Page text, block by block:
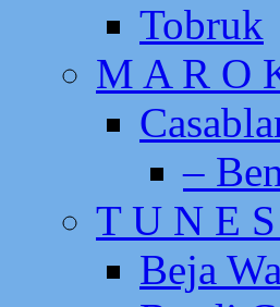
Tobruk
M A R O
–
T U N E
Beja